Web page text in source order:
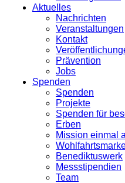
Aktuelles
Nachrichten
Veranstaltungen
Kontakt
Prävention
Jobs
Spenden
Spenden
Projekte
Spenden für
Erben
Mission einmal
Benediktuswerk
Messstipendien
Team